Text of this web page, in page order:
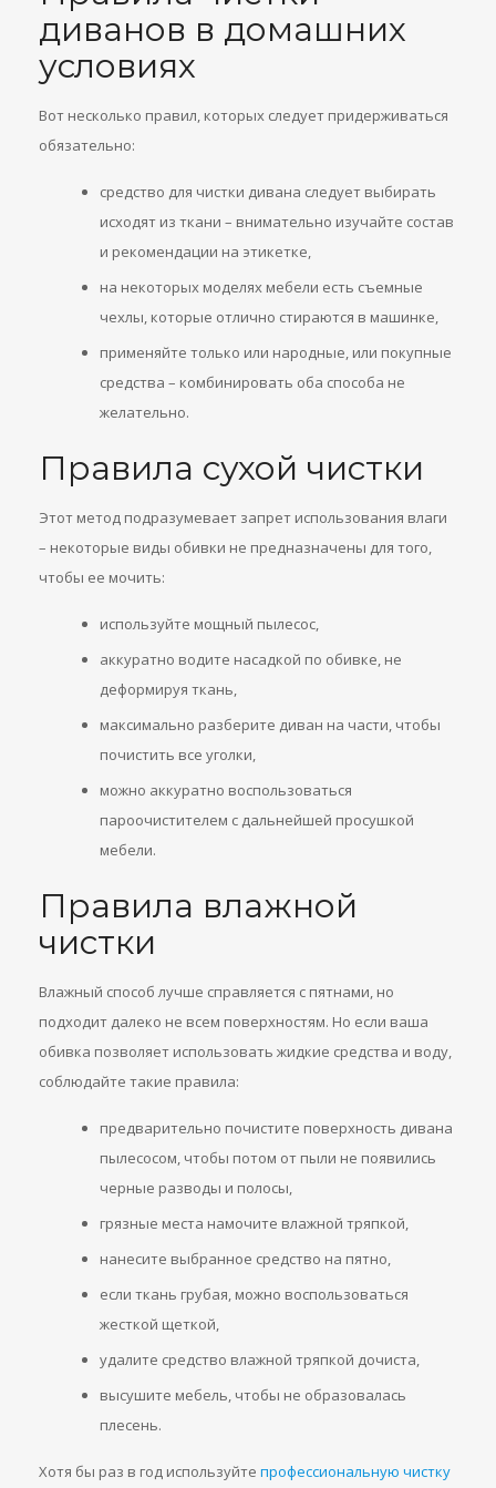
диванов в домашних
условиях
Вот несколько правил, которых следует придерживаться
обязательно:
средство для чистки дивана следует выбирать
исходят из ткани – внимательно изучайте состав
и рекомендации на этикетке,
на некоторых моделях мебели есть съемные
чехлы, которые отлично стираются в машинке,
применяйте только или народные, или покупные
средства – комбинировать оба способа не
желательно.
Правила сухой чистки
Этот метод подразумевает запрет использования влаги
– некоторые виды обивки не предназначены для того,
чтобы ее мочить:
используйте мощный пылесос,
аккуратно водите насадкой по обивке, не
деформируя ткань,
максимально разберите диван на части, чтобы
почистить все уголки,
можно аккуратно воспользоваться
пароочистителем с дальнейшей просушкой
мебели.
Правила влажной
чистки
Влажный способ лучше справляется с пятнами, но
подходит далеко не всем поверхностям. Но если ваша
обивка позволяет использовать жидкие средства и воду,
соблюдайте такие правила:
предварительно почистите поверхность дивана
пылесосом, чтобы потом от пыли не появились
черные разводы и полосы,
грязные места намочите влажной тряпкой,
нанесите выбранное средство на пятно,
если ткань грубая, можно воспользоваться
жесткой щеткой,
удалите средство влажной тряпкой дочиста,
высушите мебель, чтобы не образовалась
плесень.
Хотя бы раз в год используйте профессиональную чистку